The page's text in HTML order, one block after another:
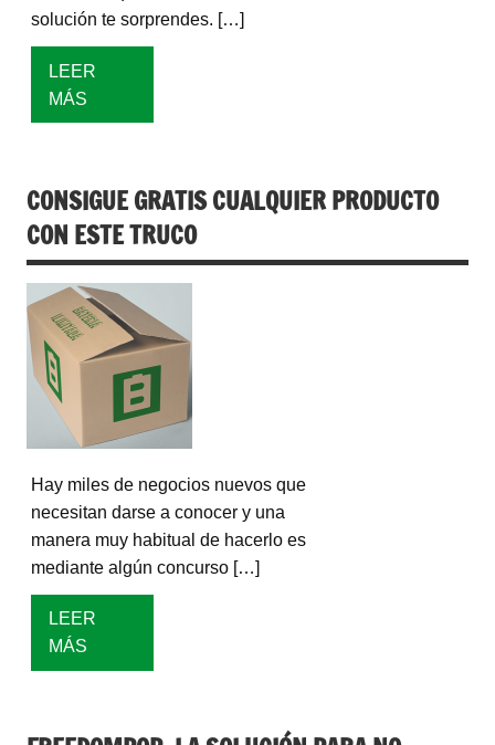
solución te sorprendes. […]
LEER
MÁS
CONSIGUE GRATIS CUALQUIER PRODUCTO
CON ESTE TRUCO
Hay miles de negocios nuevos que
necesitan darse a conocer y una
manera muy habitual de hacerlo es
mediante algún concurso […]
LEER
MÁS